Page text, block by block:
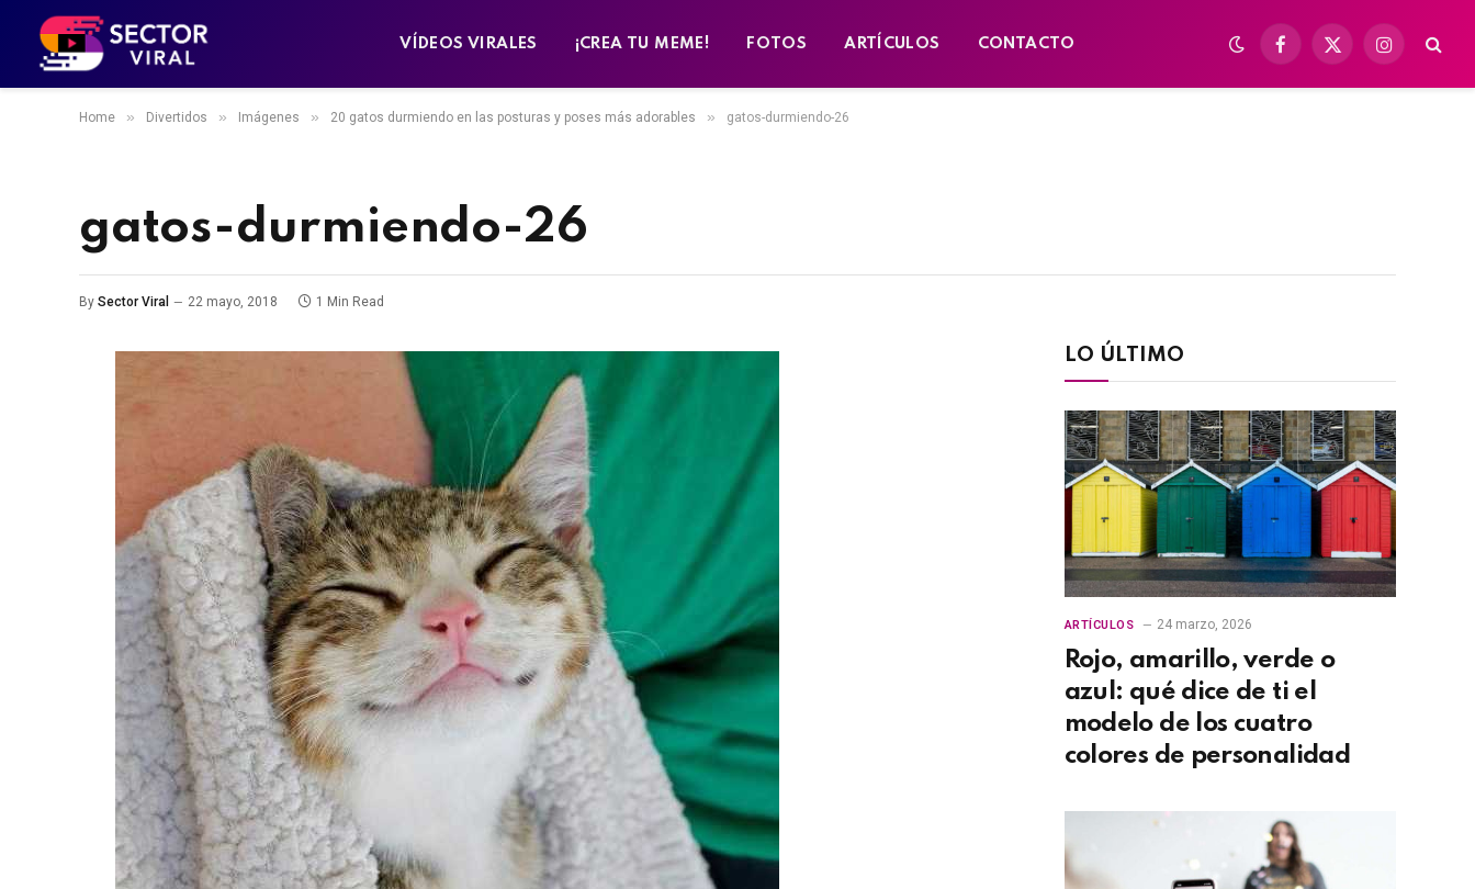
VÍDEOS VIRALES ¡CREA TU MEME! FOTOS ARTÍCULOS CONTACTO
Facebook
X
Instagram
Home » Divertidos » Imágenes » 20 gatos durmiendo en las posturas y poses más adorables » gatos-durmiendo-26
gatos-durmiendo-26
By Sector Viral 22 mayo, 2018 1 Min Read
LO ÚLTIMO
ARTÍCULOS 24 marzo, 2026
Rojo, amarillo, verde o
azul: qué dice de ti el
modelo de los cuatro
colores de personalidad